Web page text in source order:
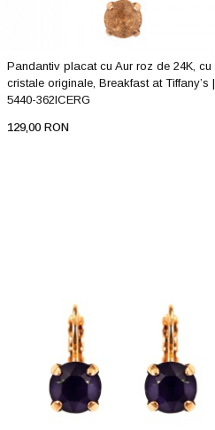
Pandantiv placat cu Aur roz de 24K, cu
cristale originale, Breakfast at Tiffany’s |
5440-362ICERG
129,00 RON